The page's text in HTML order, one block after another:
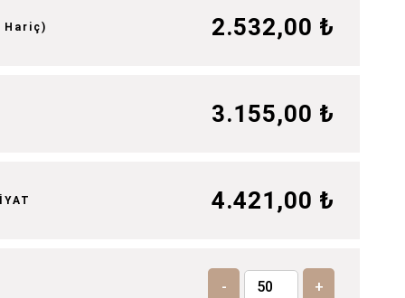
Hariç) 2.532,00 ₺
3.155,00 ₺
4.421,00 ₺
- +